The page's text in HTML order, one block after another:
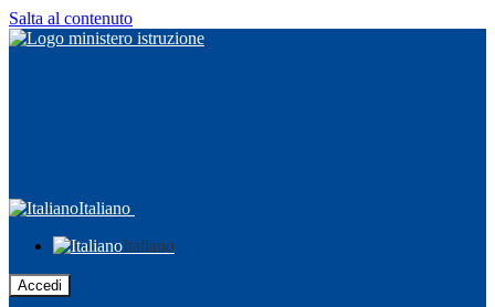
Salta al contenuto
Italiano
Italiano
Accedi